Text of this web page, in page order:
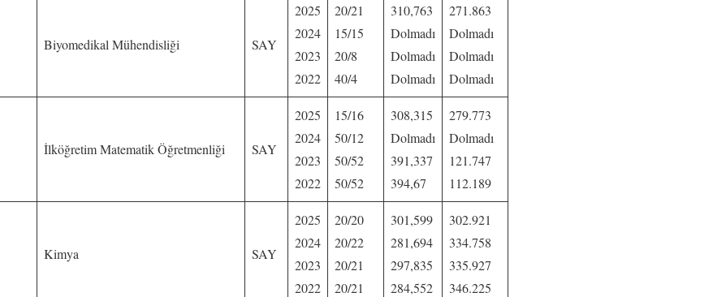
Biyomedikal Mühendisliği SAY
2025
2024
2023
2022
20/21
15/15
20/8
40/4
310,763
Dolmadı
Dolmadı
Dolmadı
271.863
Dolmadı
Dolmadı
Dolmadı
İlköğretim Matematik Öğretmenliği SAY
2025
2024
2023
2022
15/16
50/12
50/52
50/52
308,315
Dolmadı
391,337
394,67
279.773
Dolmadı
121.747
112.189
Kimya SAY
2025
2024
2023
2022
20/20
20/22
20/21
20/21
301,599
281,694
297,835
284,552
302.921
334.758
335.927
346.225